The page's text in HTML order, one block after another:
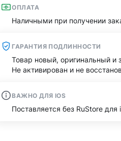
ОПЛАТА
Наличными при получении
ГАРАНТИЯ ПОДЛИННОСТИ
Товар новый, оригинальный и
Не активирован и не
ВАЖНО ДЛЯ IOS
Поставляется без RuStore для